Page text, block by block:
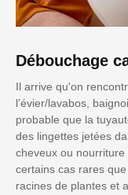
Débouchage
Il arrive qu'on
l’évier/lavabos,
probable que la
des lingettes jetées
cheveux ou
certains cas rares
racines de plantes et